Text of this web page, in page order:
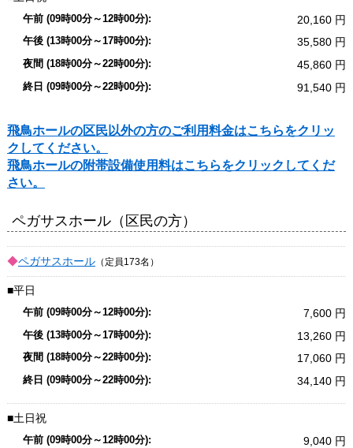
20,160
35,580
45,860
91,540
飛鳥ホールの区民以外の方のご利用料金はこちらをクリッ
クしてください。
飛鳥ホールの附帯設備使用料はこちらをクリックしてくだ
さい。
ペガサスホール（区民の方）
ペガサスホール（定員173名）
平日
7,600
13,260
17,060
34,140
土日祝
9,040